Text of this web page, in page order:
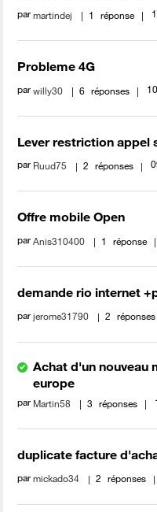
parmartindej 1 réponse
Probleme 4G
parwilly30 6 réponses
Lever restriction appel
par Ruud75 2 réponses
Offre mobile Open
parAnis310400 1 réponse
demande rio internet
parjerome31790 2 réponses
Achat d'un nouveau
europe
par Martin58 3 réponses
duplicate facture
parmickado34 2 réponses